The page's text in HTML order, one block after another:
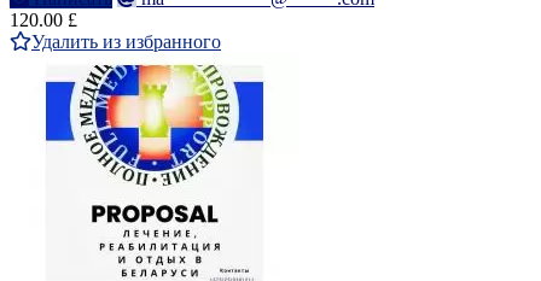
120.00 £
Удалить из избранного